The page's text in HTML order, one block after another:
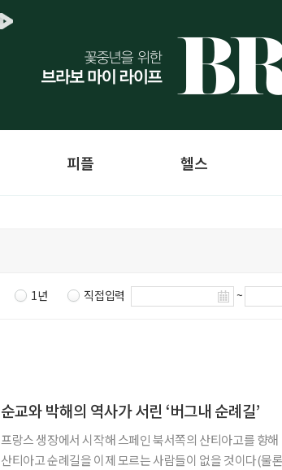
피플 헬스
1년 직접입력 ~
순교와 박해의 역사가 서린 ‘버그내 순례길’
프랑스 생장에서 시작해 스페인 북서쪽의 산티아고를 향
산티아고 순례길을 이제 모르는 사람들이 없을 것이다(물